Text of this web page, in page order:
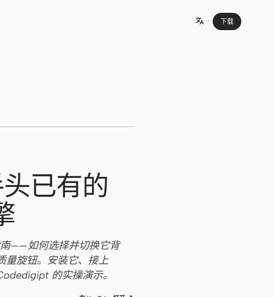
 下载
已有的
——如何选择并切换它背
量旋钮。安装它、接上
的实操演示。